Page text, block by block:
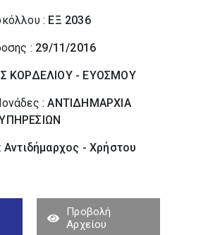
: ΕΞ 2036
: 29/11/2016
ΚΟΡΔΕΛΙΟΥ - ΕΥΟΣΜΟΥ
:ΑΝΤΙΔΗΜΑΡΧΙΑ
Αντιδήμαρχος - Χρήστου
Προβολή
Αρχείου